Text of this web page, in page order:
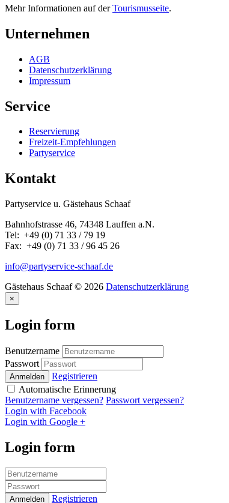
Mehr Informationen auf derTourismusseite.
Unternehmen
AGB
Datenschutzerklärung
Impressum
Service
Reservierung
Freizeit-Empfehlungen
Partyservice
Kontakt
Partyservice u. Gästehaus Schaaf
Bahnhofstrasse 46, 74348 Lauffen a.N.
Tel: +49 (0) 71 33 / 79 19
Fax: +49 (0) 71 33 / 96 45 26
info@partyservice-schaaf.de
Gästehaus Schaaf © 2026 Datenschutzerklärung
×
Login form
Benutzername
Passwort
Anmelden
Registrieren
Automatische Erinnerung
Benutzername vergessen? Passwort vergessen?
Login with Facebook
Login with Google +
Login form
Anmelden Registrieren